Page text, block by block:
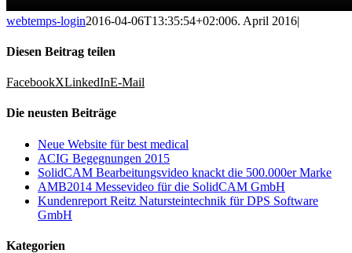
webtemps-login2016-04-06T13:35:54+02:006. April 2016|
Diesen Beitrag teilen
FacebookXLinkedInE-Mail
Die neusten Beiträge
Neue Website für best medical
ACIG Begegnungen 2015
SolidCAM Bearbeitungsvideo knackt die 500.000er Marke
AMB2014 Messevideo für die SolidCAM GmbH
Kundenreport Reitz Natursteintechnik für DPS Software
GmbH
Kategorien